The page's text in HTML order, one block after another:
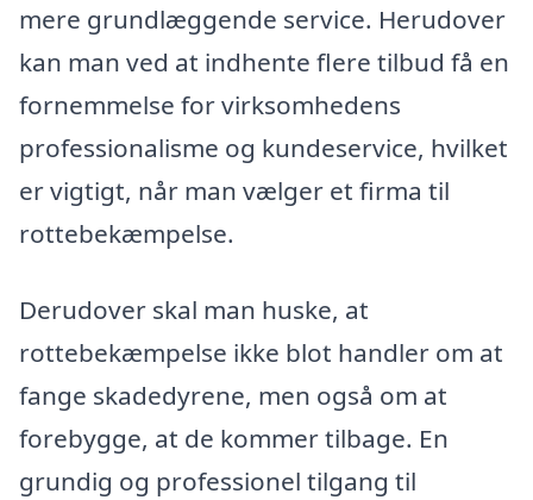
mere grundlæggende service. Herudover
kan man ved at indhente flere tilbud få en
fornemmelse for virksomhedens
professionalisme og kundeservice, hvilket
er vigtigt, når man vælger et firma til
rottebekæmpelse.
Derudover skal man huske, at
rottebekæmpelse ikke blot handler om at
fange skadedyrene, men også om at
forebygge, at de kommer tilbage. En
grundig og professionel tilgang til